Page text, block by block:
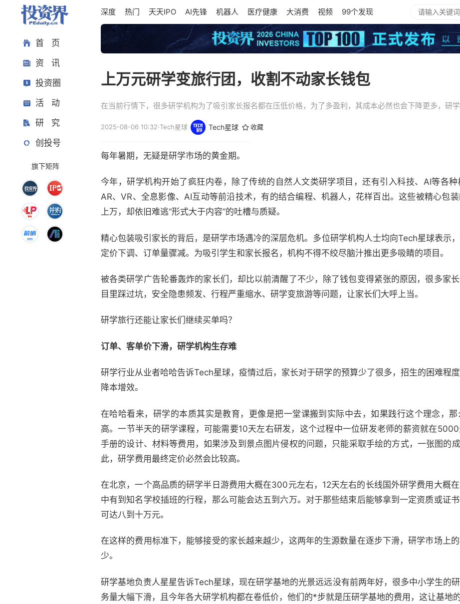
首 页
资 讯
投资圈
活 动
研 究
创投号
旗下矩阵
深度 热门 天天IPO AI先锋 机器人 医疗健康 大消费 视频 99个发现
上万元研学变旅行团，收割不动家长钱包
在当前行情下，很多研学机构为了吸引家长报名都在压低价格，为了多盈利，其成本必然也会下降更多，研学
2025-08-06 10:32·Tech星球 Tech星球 收藏
每年暑期，无疑是研学市场的黄金期。
今年，研学机构开始了疯狂内卷，除了传统的自然人文类研学项目，还有引入科技、AI等各
AR、VR、全息影像、AI互动等前沿技术，有的结合编程、机器人，花样百出。这些被精心包
上万，却依旧难逃“形式大于内容”的吐槽与质疑。
精心包装吸引家长的背后，是研学市场遇冷的深层危机。多位研学机构人士均向Tech星球表示，
定价下调、订单量骤减。为吸引学生和家长报名，机构不得不绞尽脑汁推出更多吸睛的项目。
被各类研学广告轮番轰炸的家长们，却比以前清醒了不少，除了钱包变得紧张的原因，很多家
目里踩过坑，安全隐患频发、行程严重缩水、研学变旅游等问题，让家长们大呼上当。
研学旅行还能让家长们继续买单吗？
订单、客单价下滑，研学机构生存难
研学行业从业者哈哈告诉Tech星球，疫情过后，家长对于研学的预算少了很多，招生的困难程
降本增效。
在哈哈看来，研学的本质其实是教育，更像是把一堂课搬到实际中去，如果践行这个理念，
高。一节半天的研学课程，可能需要10天左右研发，这个过程中一位研发老师的薪资就在
手册的设计、材料等费用，如果涉及到景点图片侵权的问题，只能采取手绘的方式，一张图的
此，研学费用最终定价必然会比较高。
在北京，一个高品质的研学半日游费用大概在300元左右，12天左右的长线国外研学费用大概
中有到知名学校插班的行程，那么可能会达五到六万。对于那些结束后能够拿到一定资质或证书
可达八到十万元。
在这样的费用标准下，能够接受的家长越来越少，这两年的生源数量在逐步下滑，研学市场上
少。
研学基地负责人星星告诉Tech星球，现在研学基地的光景远远没有前两年好，很多中小学生的
务量大幅下滑，且今年各大研学机构都在卷低价，他们的*步就是压研学基地的费用，这让基地